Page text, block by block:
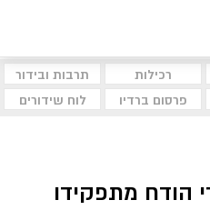
רכילות
תרבות ובידור
פרסום ברדיו לוח שידורים
הודח מתפקידו